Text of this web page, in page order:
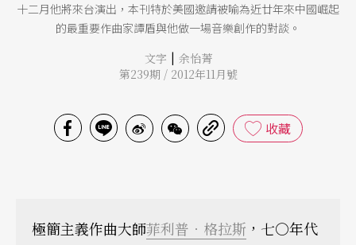
十二月他將來台演出，本刊特於美國邀請被喻為近廿年來中國崛起
的最重要作曲家譚盾與他做一場音樂創作的對談。
文字 | 余怡菁
第239期 / 2012年11月號
收藏
極簡主義作曲大師菲利普．格拉斯 ，七○年代